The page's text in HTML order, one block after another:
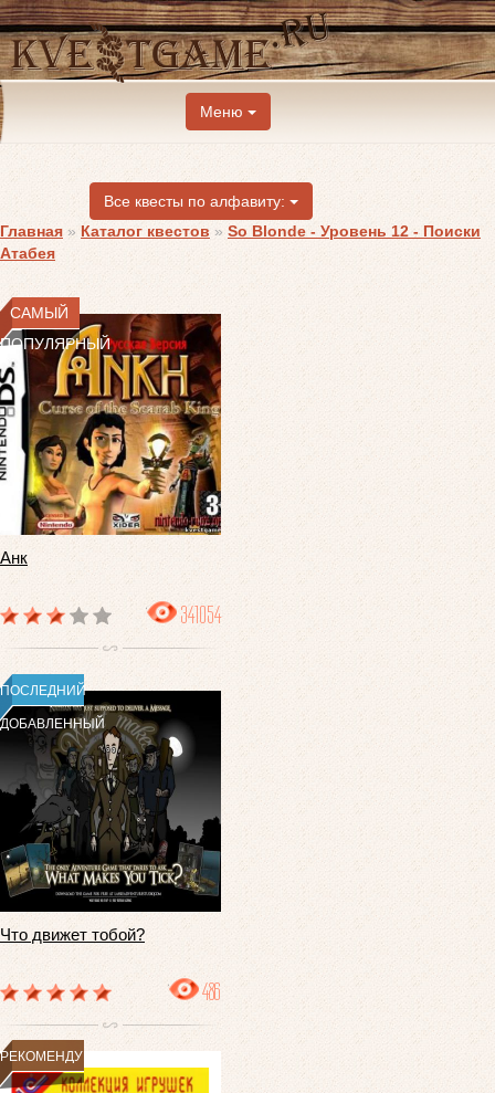
Меню
Все квесты по алфавиту:
Главная » Каталог квестов » So Blonde - Уровень 12 - Поиски
Атабея
САМЫЙ
ПОПУЛЯРНЫЙ
Анк
341054
ПОСЛЕДНИЙ
ДОБАВЛЕННЫЙ
Что движет тобой?
486
РЕКОМЕНДУЕМ